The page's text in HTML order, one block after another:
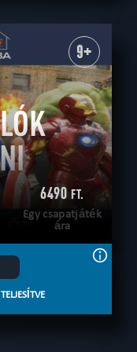
9+
6490FT.
Egy csapatjáték
ára
TELJESÍTVE